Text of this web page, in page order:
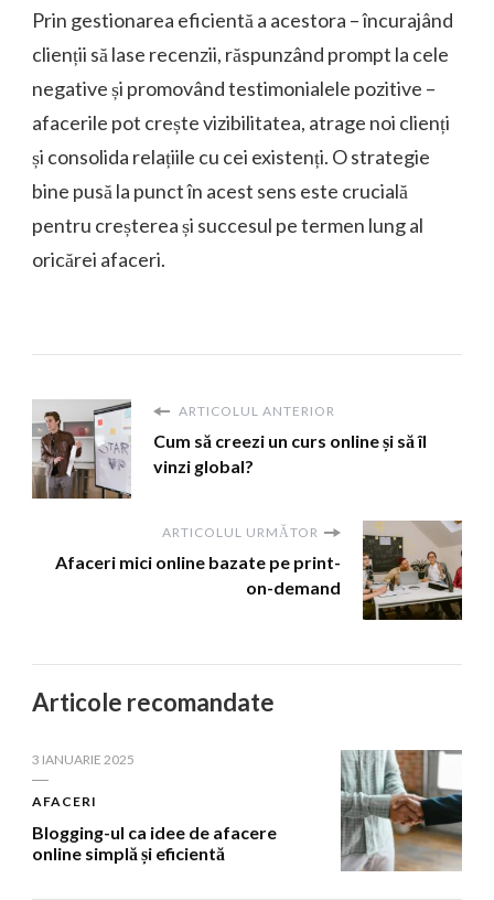
Prin gestionarea eficientă a acestora – încurajând
clienții să lase recenzii, răspunzând prompt la cele
negative și promovând testimonialele pozitive –
afacerile pot crește vizibilitatea, atrage noi clienți
și consolida relațiile cu cei existenți. O strategie
bine pusă la punct în acest sens este crucială
pentru creșterea și succesul pe termen lung al
oricărei afaceri.
ARTICOLUL ANTERIOR
Cum să creezi un curs online și să îl
vinzi global?
ARTICOLUL URMĂTOR
Afaceri mici online bazate pe print-
on-demand
Articole recomandate
3 IANUARIE 2025
AFACERI
Blogging-ul ca idee de afacere
online simplă și eficientă